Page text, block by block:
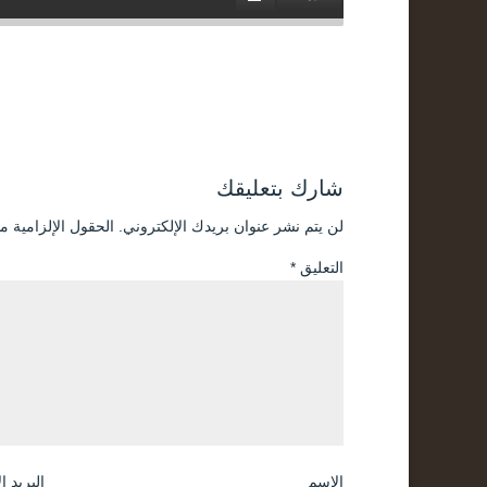
شارك بتعليقك
لن يتم نشر عنوان بريدك الإلكتروني. الحقول الإلزامية
التعليق *
الاسم البريد